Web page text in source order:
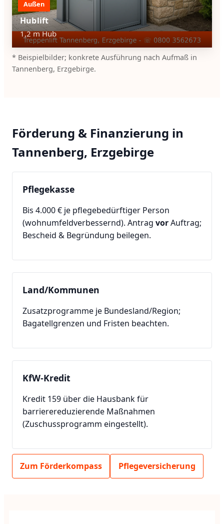
Außen
Hublift
1,2 m Hub
* Beispielbilder; konkrete Ausführung nach Aufmaß in
Tannenberg, Erzgebirge.
Förderung & Finanzierung in
Tannenberg, Erzgebirge
Pflegekasse
Bis 4.000 € je pflegebedürftiger Person
(wohnumfeldverbessernd). Antrag vorAuftrag;
Bescheid & Begründung beilegen.
Land/Kommunen
Zusatzprogramme je Bundesland/Region;
Bagatellgrenzen und Fristen beachten.
KfW-Kredit
Kredit 159 über die Hausbank für
barrierereduzierende Maßnahmen
(Zuschussprogramm eingestellt).
Zum Förderkompass Pflegeversicherung